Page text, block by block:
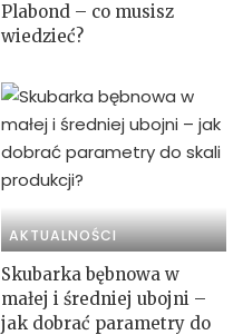
Plabond – co musisz
wiedzieć?
AKTUALNOŚCI
Skubarka bębnowa w
małej i średniej ubojni –
jak dobrać parametry do